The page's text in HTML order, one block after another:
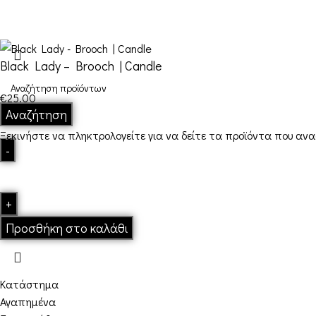
Αναζήτηση
Ξεκινήστε να πληκτρολογείτε για να δείτε τα προϊόντα που
Black Lady – Brooch | Candle
€25,00
Σε απόθεμα
Προσθήκη στο καλάθι
Κατάστημα
Αγαπημένα